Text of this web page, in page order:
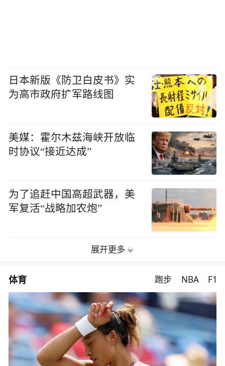
日本新版《防卫白皮书》实
为高市政府扩军路线图
美媒：霍尔木兹海峡开放临
时协议“接近达成”
为了追赶中国高超武器，美
军复活“战略加农炮”
展开更多
体育 跑步 NBA F1